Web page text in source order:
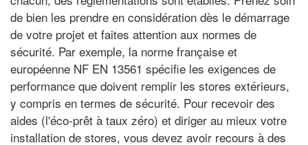
de bien les prendre en considération dès le démarrage
de votre projet et faites attention aux normes de
sécurité. Par exemple, la norme française et
européenne NF EN 13561 spécifie les exigences de
performance que doivent remplir les stores extérieurs,
y compris en termes de sécurité. Pour recevoir des
aides (l'éco-prêt à taux zéro) et diriger au mieux votre
installation de stores, vous devez avoir recours à des